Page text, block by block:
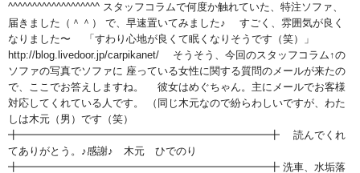
^^^^^^^^^^^^^^^^^^^ スタッフコラムで何度か触れていた、特注ソファ、
届きました（＾＾） で、早速置いてみました♪ すごく、雰囲気が良く
なりました〜 「すわり心地が良くて眠くなりそうです（笑）」
http://blog.livedoor.jp/carpikanet/ そうそう、今回のスタッフコラム↑の
ソファの写真でソファに 座っている女性に関する質問のメールが来たの
で、ここでお答えしますね。 彼女はめぐちゃん。主にメールでお客様
対応してくれている人です。 （同じ木元なので紛らわしいですが、わた
しは木元（男）です（笑）
╋━━━━━━━━━━━━━━━━━━━━━━━━╋ 読んでくれ
てありがとう。♪感謝♪ 木元 ひでのり
╋━━━━━━━━━━━━━━━━━━━━━━━━╋ 洗車、水垢落